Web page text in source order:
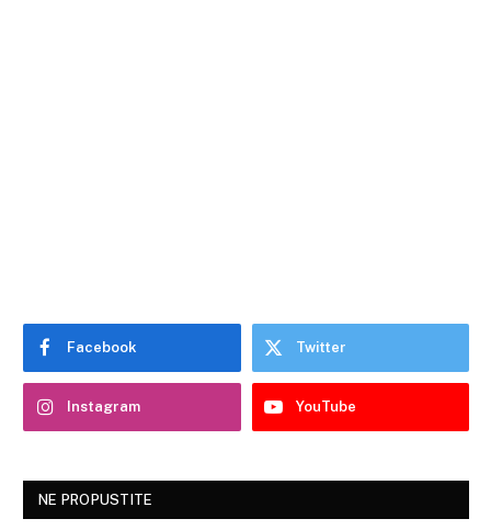
Facebook Twitter
Instagram YouTube
NE PROPUSTITE